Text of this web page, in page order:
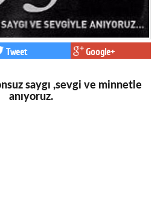
Tweet Google+
saygı ,sevgi ve minnetle
anıyoruz.